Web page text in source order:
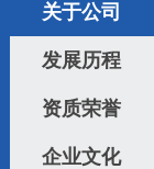
关于公司
发展历程
资质荣誉
企业文化